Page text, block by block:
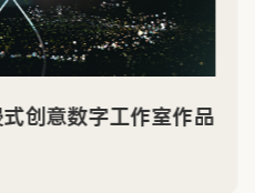
创意数字工作室作品